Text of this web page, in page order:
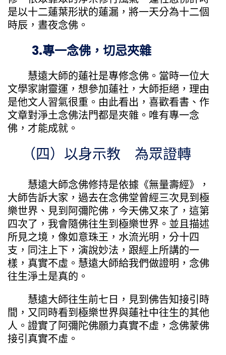
是以十二蓮葉形狀的蓮漏，將一天分為十二個
時辰，晝夜念佛。
3.專一念佛，切忌夾雜
慧遠大師的蓮社是專修念佛。當時一位大
文學家謝靈運，想參加蓮社，大師拒絕，理由
是他文人習氣很重。由此看出，喜歡看書、作
文章對淨土念佛法門都是夾雜。唯有專一念
佛，才能成就。
（四）以身示教 為眾證轉
慧遠大師念佛修持是依據《無量壽經》，
大師告訴大家，過去在念佛堂曾經三次見到極
樂世界、見到阿彌陀佛，今天佛又來了，這第
四次了，我會隨佛往生到極樂世界。並且描述
所見之境，像如意珠王，水流光明，分十四
支，同注上下，演說妙法，跟經上所講的一
樣，真實不虛。慧遠大師給我們做證明，念佛
往生淨土是真的。
慧遠大師往生前七日，見到佛告知接引時
間，又同時看到極樂世界與蓮社中往生的其他
人。證實了阿彌陀佛願力真實不虛，念佛蒙佛
接引真實不虛。